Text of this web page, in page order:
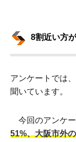
8割近い方
アンケートでは
聞いています。
今回のアンケー
51%、大阪市外